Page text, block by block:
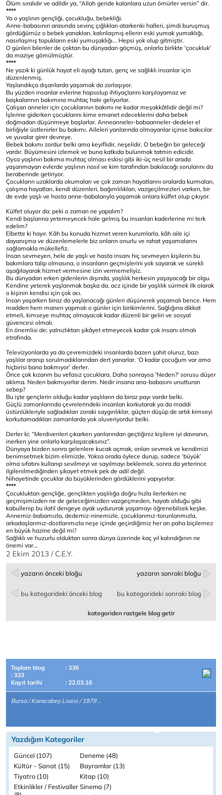
Ölüm sıralıdır ve adildir ya, “Allah geride kalanlara uzun ömürler versin” dir.
****
Ya o yaşlının gençliği, çocukluğu, bebekliği.
Anne-babasının arasında sevinç çığlıkları atarkenki halleri, şimdi buruşmuş
gördüğümüz o bebek yanakları, kalınlaşmış ellerin eski yumak yumaklığı,
nasırlaşmış topukların eski yumuşaklığı... Hepsi yok olup gitmiştir.
O günleri bilenler de çoktan bu dünyadan göçmüş, onlarla birlikte 'çocukluk'
da maziye gömülmüştür.
****
Ne yazık ki günlük hayat eli ayağı tutan, genç ve sağlıklı insanlar için
düzenlenmiş.
Yaşlandıkça dışarılarda yaşamak da zorlaşıyor.
Bu yüzden insanlar evlerine hapsolup ihtiyaçlarını karşılayamaz ve
başkalarının bakımına muhtaç hale geliyorlar.
Çalışan anneler için çocuklarının bakımı ne kadar meşakkâtlidir değil mi?
İşlerine giderken çocuklarını kime emanet edeceklerini daha bebek
doğmadan düşünmeye başlarlar. Anneanneler-babaanneler-dedeler el
birliğiyle üstlenirler bu bakımı. Aileleri yanlarında olmayanlar içinse bakıcılar
ve yuvalar girer devreye.
Bebek bakımı zordur belki ama keyiflidir, neşelidir. O bebeğin bir geleceği
vardır. Büyümesini izlemek ve buna katkıda bulunmak tatmin edicidir.
Oysa yaşlının bakıma muhtaç olması eskisi gibi iki-üç nesil bir arada
yaşanmayan evlerde yaşlının nasıl ve kim tarafından bakılacağı sorularını da
beraberinde getiriyor.
Çocukların uzaklarda okumaları ve çok zaman hayatlarını oralarda kurmaları,
çalışma hayatları, kendi düzenleri, bağımlılıkları, vazgeçilmezleri varken, bir
de evde yaşlı ve hasta anne-babalarıyla yaşamak onlara külfet olup çıkıyor.
Külfet oluyor da; peki o zaman ne yapalım?
Kendi başlarına yetemeyecek hale gelmiş bu insanları kaderlerine mi terk
edelim?
Elbette ki hayır. Kâh bu konuda hizmet veren kurumlarla, kâh aile içi
dayanışma ve düzenlemelerle biz onların onurlu ve rahat yaşamalarını
sağlamakla mükellefiz.
İnsan sevmeyen, hele de yaşlı ve hasta insanı hiç sevmeyen kişilerin bu
bakımlara talip olmasına, o insanların geçmişlerini yok sayarak ve sürekli
aşağılayarak hizmet vermesine izin vermemeliyiz.
Bu dünyadan erken gidenlerin dışında, yaşlılık herkesin yaşayacağı bir olgu.
Kendine yeterek yaşlanmak başka da, acz içinde bir yaşlılık sürmek ilk olarak
o kişinin kendisi için çok acı.
İnsan yaşarken biraz da yaşlanacağı günleri düşünerek yaşamalı bence. Hem
madden hem manen yapmalı o günler için birikimlerini. Sağlığına dikkat
etmeli, kimseye muhtaç olmayacak kadar düzenli bir geliri ve sosyal
güvencesi olmalı.
En önemlisi de; yalnızlıktan şikâyet etmeyecek kadar çok insanı olmalı
etrafında.
Televizyonlarda ya da çevremizdeki insanlarda bazen şahit oluruz, bazı
yaşlılar aranıp sorulmadıklarından dert yanarlar. ‘O kadar çocuğum var ama
hiçbirisi bana bakmıyor’ derler.
Önce çok kızarım bu vefasız çocuklara. Daha sonraysa 'Neden?' sorusu düşer
aklıma. Neden bakmıyorlar derim. Nedir insana ana-babasını unutturan
sebep?
Bu işte gençlerin olduğu kadar yaşlıların da biraz payı vardır belki.
Güçlü zamanlarında çevrelerindeki insanları korkutarak ya da maddi
üstünlükleriyle sağladıkları zoraki saygınlıklar, güçten düşüp de artık kimseyi
korkutamadıkları zamanlarda yok oluveriyordur belki.
Derler ki; “Merdivenleri çıkarken yanlarından geçtiğiniz kişilere iyi davranın,
inerken yine onlarla karşılaşacaksınız”.
Dünyaya bizden sonra gelenlere kucak açmak, onları sevmek ve kendimizi
benimsetmek bizim elimizde. Yoksa orada öylece durup, sadece ‘büyük’
olma sıfatını kullanıp sevilmeyi ve sayılmayı beklemek, sonra da yeterince
ilgilenilmediğinden şikayet etmek pek de adil değil.
Nihayetinde çocuklar da büyüklerinden gördüklerini yapıyorlar.
****
Çocukluktan gençliğe, gençlikten yaşlılığa doğru hızla ilerlerken ne
geçmişimizden ne de geleceğimizden vazgeçmeden, hayatı olduğu gibi
kabullenip bu ilahî dengeye ayak uydururak yaşamayı öğrenebilsek keşke.
Annemiz-babamızla, dedemiz-ninemizle, çocuklarımız-torunlarımızla,
arkadaşlarımız-dostlarımızla neşe içinde geçirdiğimiz her an paha biçilemez
en büyük hazine değil mi?
Sağlıklı ve huzurlu olduktan sonra dünya üzerinde kaç yıl kalındığının ne
önemi var...
2 Ekim 2013 / C.E.Y.
yazarın önceki bloğu yazarın sonraki bloğu
bu kategorideki önceki blog bu kategorideki sonraki blog
kategoriden rastgele blog getir
Toplam blog
: 336
: 333
Kayıt tarihi
: 22.03.16
Bursa / Karacabey Lisesi / 1979 ..
Yazdığım Kategoriler
Güncel (107)
Deneme (48)
Kültür - Sanat (15)
Bayramlar (13)
Tiyatro (10)
Kitap (10)
Etkinlikler / FestivallerSinema (7)